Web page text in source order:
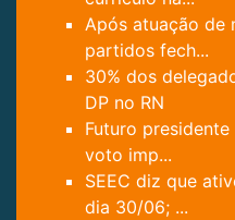
Após atuação de
partidos fech...
30% dos
DP no RN
Futuro
voto imp...
SEEC diz que
dia 30/06; ...